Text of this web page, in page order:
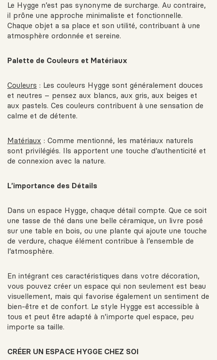
Le Hygge n’est pas synonyme de surcharge. Au contraire,
il prône une approche minimaliste et fonctionnelle.
Chaque objet a sa place et son utilité, contribuant à une
atmosphère ordonnée et sereine.
Palette de Couleurs et Matériaux
Couleurs : Les couleurs Hygge sont généralement douces
et neutres – pensez aux blancs, aux gris, aux beiges et
aux pastels. Ces couleurs contribuent à une sensation de
calme et de détente.
Matériaux : Comme mentionné, les matériaux naturels
sont privilégiés. Ils apportent une touche d’authenticité et
de connexion avec la nature.
L’importance des Détails
Dans un espace Hygge, chaque détail compte. Que ce soit
une tasse de thé dans une belle céramique, un livre posé
sur une table en bois, ou une plante qui ajoute une touche
de verdure, chaque élément contribue à l’ensemble de
l’atmosphère.
En intégrant ces caractéristiques dans votre décoration,
vous pouvez créer un espace qui non seulement est beau
visuellement, mais qui favorise également un sentiment de
bien-être et de confort. Le style Hygge est accessible à
tous et peut être adapté à n’importe quel espace, peu
importe sa taille.
CRÉER UN ESPACE HYGGE CHEZ SOI